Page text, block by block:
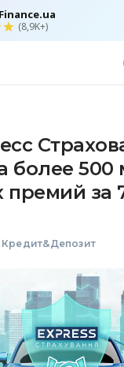
(8,9K+)
более 500
премий за
Кредит&Депозит